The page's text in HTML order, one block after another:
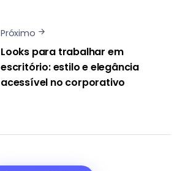
Próximo
Looks para trabalhar em
escritório: estilo e elegância
acessível no corporativo